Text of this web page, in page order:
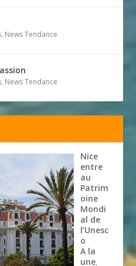
, News Tendance
, News Tendance
Nice
entre
au
Patrim
oine
Mondi
al de
l’Unesc
o
A la
une,